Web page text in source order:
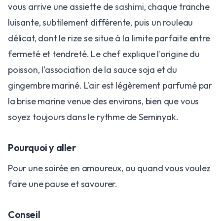
vous arrive une assiette desashimi, chaque tranche
luisante, subtilement différente, puis un rouleau
délicat, dont le rize se situe à la limite parfaite entre
fermeté et tendreté. Le chef explique l'origine du
poisson, l'association de la sauce soja et du
gingembre mariné. L'air est légèrement parfumé par
la brise marine venue des environs, bien que vous
soyez toujours dans le rythme de Seminyak.
Pourquoi y aller
Pour une soirée en amoureux, ou quand vous voulez
faire une pause et savourer.
Conseil